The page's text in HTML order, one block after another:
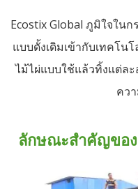
Ecostix Global ภูมิใจใน
แบบดั้งเดิมเข้ากับเทคโน
ไม้ไผ่แบบใช้แล้วทิ้งแต่ล
คว
ลักษณะสำคัญของ